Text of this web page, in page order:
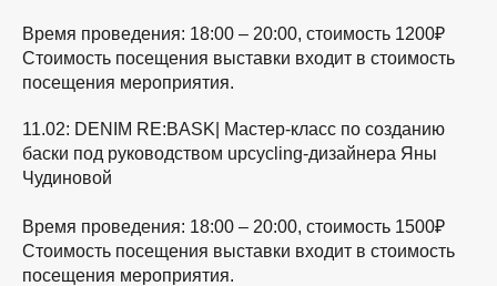
Время проведения: 18:00 – 20:00, стоимость 1200₽
Стоимость посещения выставки входит в стоимость
посещения мероприятия.
11.02: DENIM RE:BASK|
Мастер-класс по созданию
баски под руководством upcycling-дизайнера Яны
Чудиновой
Время проведения: 18:00 – 20:00, стоимость 1500₽
Стоимость посещения выставки входит в стоимость
посещения мероприятия.